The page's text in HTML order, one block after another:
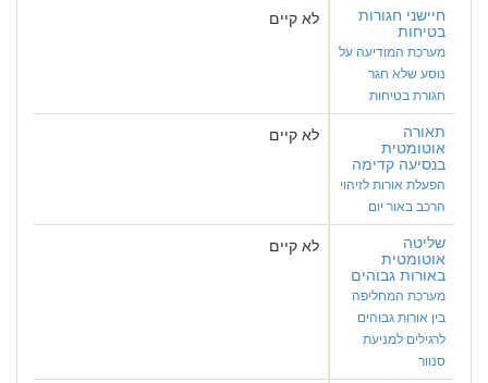
חיישני חגורות
בטיחות
מערכת המודיעה על
נוסע שלא חגר
חגורת בטיחות
לא קיים
תאורה
אוטומטית
בנסיעה קדימה
הפעלת אורות לזיהוי
הרכב באור יום
לא קיים
שליטה
אוטומטית
באורות גבוהים
מערכת המחליפה
בין אורות גבוהים
לרגילים למניעת
סנוור
לא קיים